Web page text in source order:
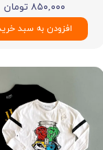
۸۵۰,۰۰۰ تومان
افزودن به سبد